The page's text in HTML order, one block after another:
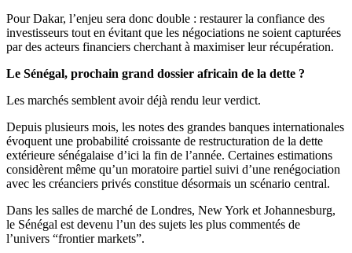
Pour Dakar, l’enjeu sera donc double : restaurer la confiance des
investisseurs tout en évitant que les négociations ne soient capturées
par des acteurs financiers cherchant à maximiser leur récupération.
Le Sénégal, prochain grand dossier africain de la dette ?
Les marchés semblent avoir déjà rendu leur verdict.
Depuis plusieurs mois, les notes des grandes banques internationales
évoquent une probabilité croissante de restructuration de la dette
extérieure sénégalaise d’ici la fin de l’année. Certaines estimations
considèrent même qu’un moratoire partiel suivi d’une renégociation
avec les créanciers privés constitue désormais un scénario central.
Dans les salles de marché de Londres, New York et Johannesburg,
le Sénégal est devenu l’un des sujets les plus commentés de
l’univers “frontier markets”.